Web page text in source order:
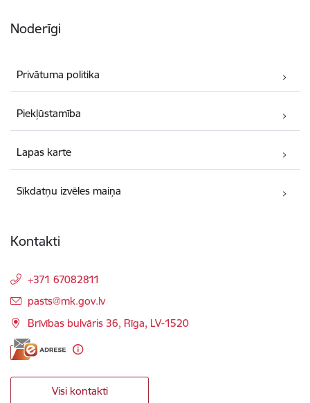
Noderīgi
Privātuma politika
Piekļūstamība
Lapas karte
Sīkdatņu izvēles maiņa
Kontakti
+371 67082811
E-pasts:
pasts@mk.gov.lv
Brīvības bulvāris 36, Rīga, LV-1520
Visi kontakti